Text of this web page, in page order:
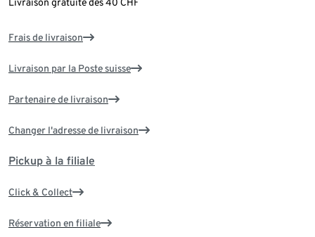
Frais de livraison
Livraison par la Poste suisse
Partenaire de livraison
Changer l'adresse de livraison
Pickup à la filiale
Click & Collect
Réservation en filiale